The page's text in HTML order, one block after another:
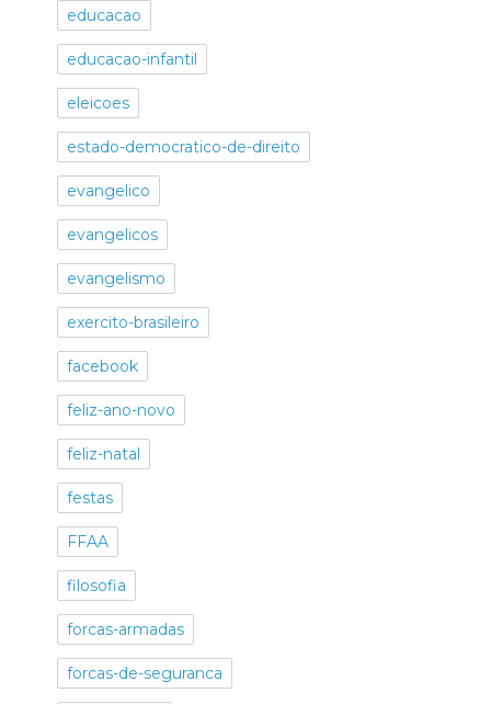
educacao
educacao-infantil
eleicoes
estado-democratico-de-direito
evangelico
evangelicos
evangelismo
exercito-brasileiro
facebook
feliz-ano-novo
feliz-natal
festas
FFAA
filosofia
forcas-armadas
forcas-de-seguranca